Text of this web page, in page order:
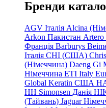
Бренди
AGV Італія Alcina
Arkon Пакистан Artero
Франція Barburys
Італія CHI (США)
(Німеччина) Daeng Gi
Німеччина ETI Italy
Global Keratin США
HH Simonsen Данія
(Тайвань) Jaguar